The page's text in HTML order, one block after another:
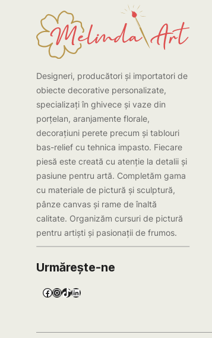
Designeri, producători și importatori de
obiecte decorative personalizate,
specializați în ghivece și vaze din
porțelan, aranjamente florale,
decorațiuni perete precum și tablouri
bas-relief cu tehnica impasto. Fiecare
piesă este creată cu atenție la detalii și
pasiune pentru artă. Completăm gama
cu materiale de pictură și sculptură,
pânze canvas și rame de înaltă
calitate. Organizăm cursuri de pictură
pentru artiști și pasionații de frumos.
Urmărește-ne
Facebook
Instagram
TikTok
LinkedIn